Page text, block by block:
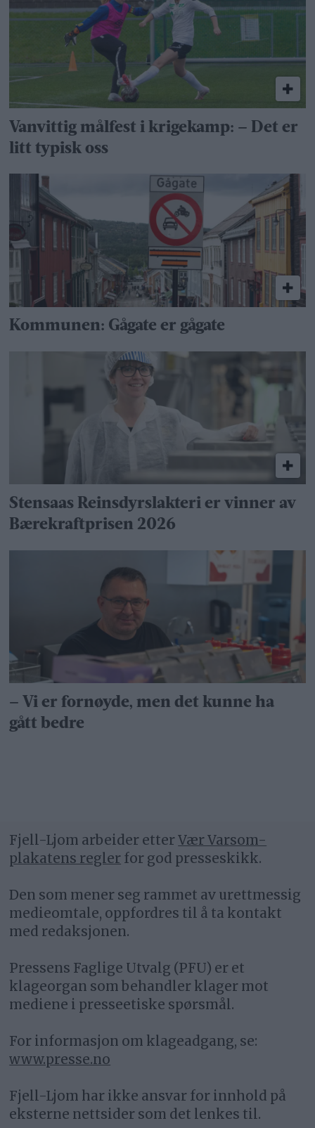
Vanvittig målfest i krigekamp: – Det er
litt typisk oss
Kommunen: Gågate er gågate
Stensaas Reinsdyrslakteri er vinner av
Bærekraftprisen 2026
– Vi er fornøyde, men det kunne ha
gått bedre
Fjell-Ljom arbeider etterVær Varsom-
plakatens regler for god presseskikk.
Den som mener seg rammet av urettmessig
medieomtale, oppfordres til å ta kontakt
med redaksjonen.
Pressens Faglige Utvalg (PFU) er et
klageorgan som behandler klager mot
mediene i presseetiske spørsmål.
For informasjon om klageadgang, se:
www.presse.no
Fjell-Ljom har ikke ansvar for innhold på
eksterne nettsider som det lenkes til.